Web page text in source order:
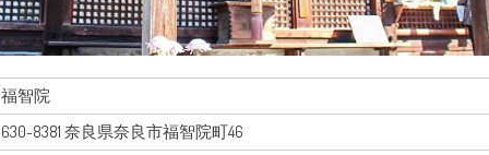
福智院
630-8381 奈良県奈良市福智院町46